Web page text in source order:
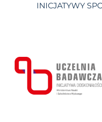
INICJATYWY